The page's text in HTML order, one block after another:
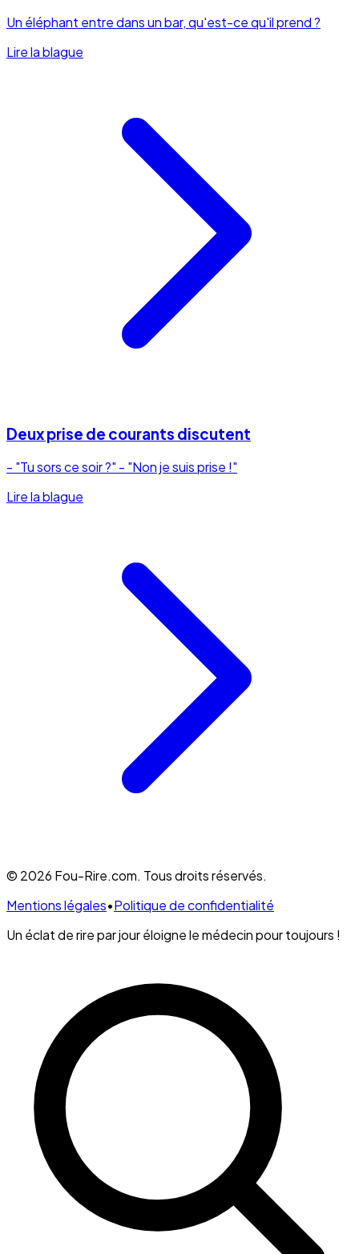
Un éléphant entre dans un bar, qu'est-ce qu'il prend ?
Lire la blague
Deux prise de courants discutent
- "Tu sors ce soir ?" - "Non je suis prise !"
Lire la blague
© 2026 Fou-Rire.com. Tous droits réservés.
Mentions légales•Politique de confidentialité
Un éclat de rire par jour éloigne le médecin pour toujours !